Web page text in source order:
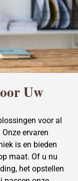
Uw
voor al
ervaren
is en bieden
maat. Of u nu
het opstellen